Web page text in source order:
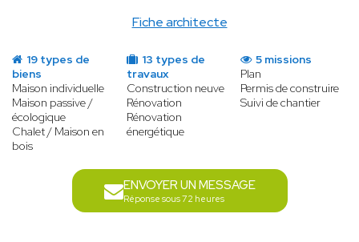
Fiche architecte
19 types de
biens
Maison individuelle
Maison passive /
écologique
Chalet / Maison en
bois
13 types de
travaux
Construction neuve
Rénovation
Rénovation
énergétique
5 missions
Plan
Permis de construire
Suivi de chantier
ENVOYER UN MESSAGE
Réponse sous 72 heures